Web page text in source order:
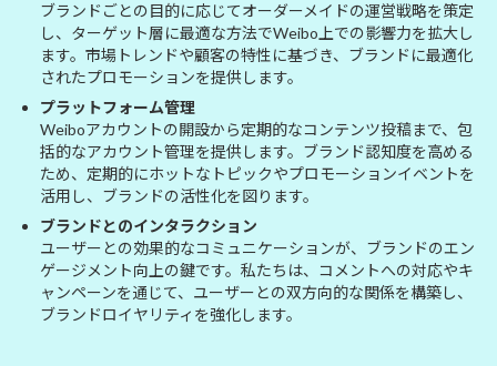
ブランドごとの目的に応じてオーダーメイドの運営戦略を策定
し、ターゲット層に最適な方法でWeibo上での影響力を拡大し
ます。市場トレンドや顧客の特性に基づき、ブランドに最適化
されたプロモーションを提供します。
プラットフォーム管理
Weiboアカウントの開設から定期的なコンテンツ投稿まで、包
括的なアカウント管理を提供します。ブランド認知度を高める
ため、定期的にホットなトピックやプロモーションイベントを
活用し、ブランドの活性化を図ります。
ブランドとのインタラクション
ユーザーとの効果的なコミュニケーションが、ブランドのエン
ゲージメント向上の鍵です。私たちは、コメントへの対応やキ
ャンペーンを通じて、ユーザーとの双方向的な関係を構築し、
ブランドロイヤリティを強化します。